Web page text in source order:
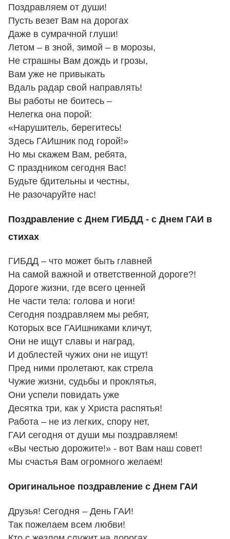
Поздравляем от души!
Пусть везет Вам на дорогах
Даже в сумрачной глуши!
Летом – в зной, зимой – в морозы,
Не страшны Вам дождь и грозы,
Вам уже не привыкать
Вдаль радар свой направлять!
Вы работы не боитесь –
Нелегка она порой:
«Нарушитель, берегитесь!
Здесь ГАИшник под горой!»
Но мы скажем Вам, ребята,
С праздником сегодня Вас!
Будьте бдительны и честны,
Не разочаруйте нас!
Поздравление с Днем ГИБДД - с Днем ГАИ в
стихах
ГИБДД – что может быть главней
На самой важной и ответственной дороге?!
Дороге жизни, где всего ценней
Не части тела: голова и ноги!
Сегодня поздравляем мы ребят,
Которых все ГАИшниками кличут,
Они не ищут славы и наград,
И доблестей чужих они не ищут!
Пред ними пролетают, как стрела
Чужие жизни, судьбы и проклятья,
Они успели повидать уже
Десятка три, как у Христа распятья!
Работа – не из легких, спору нет,
ГАИ сегодня от души мы поздравляем!
«Вы честью дорожите!» - вот Вам наш совет!
Мы счастья Вам огромного желаем!
Оригинальное поздравление с Днем ГАИ
Друзья! Сегодня – День ГАИ!
Так пожелаем всем любви!